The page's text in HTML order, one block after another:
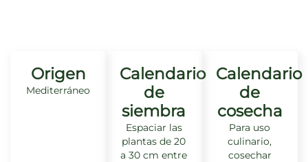
Origen
Mediterráneo
Calendario
de
siembra
Espaciar las
plantas de 20
a 30 cm entre
Calendario
de
cosecha
Para uso
culinario,
cosechar